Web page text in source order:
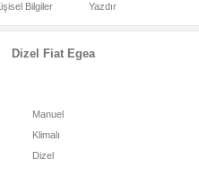
Bilgiler Yazdır
Dizel Fiat Egea
Manuel
Klimalı
Dizel